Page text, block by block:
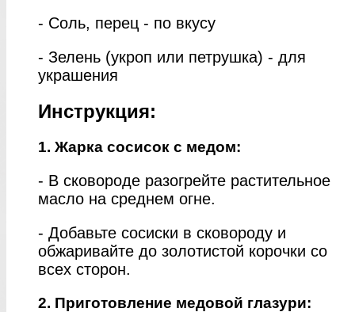
- Соль, перец - по вкусу
- Зелень (укроп или петрушка) - для
украшения
Инструкция:
1. Жарка сосисок с медом:
- В сковороде разогрейте растительное
масло на среднем огне.
- Добавьте сосиски в сковороду и
обжаривайте до золотистой корочки со
всех сторон.
2. Приготовление медовой глазури: